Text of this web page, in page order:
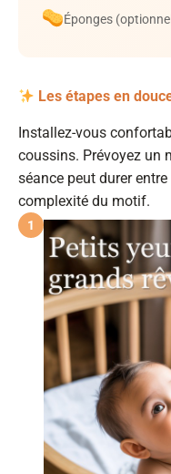
Éponges
Les étapes en
Installez-vous
coussins. Prévoyez un
séance peut durer
complexité du motif.
1